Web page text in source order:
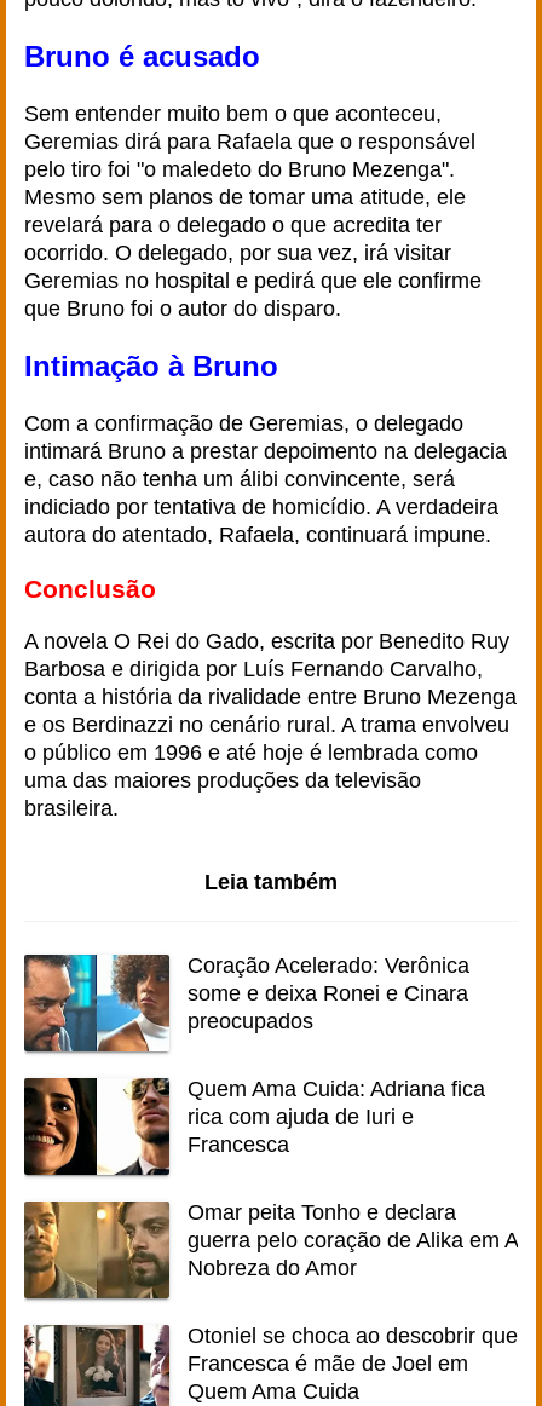
Bruno é acusado
Sem entender muito bem o que aconteceu,
Geremias dirá para Rafaela que o responsável
pelo tiro foi "o maledeto do Bruno Mezenga".
Mesmo sem planos de tomar uma atitude, ele
revelará para o delegado o que acredita ter
ocorrido. O delegado, por sua vez, irá visitar
Geremias no hospital e pedirá que ele confirme
que Bruno foi o autor do disparo.
Intimação à Bruno
Com a confirmação de Geremias, o delegado
intimará Bruno a prestar depoimento na delegacia
e, caso não tenha um álibi convincente, será
indiciado por tentativa de homicídio. A verdadeira
autora do atentado, Rafaela, continuará impune.
Conclusão
A novela O Rei do Gado, escrita por Benedito Ruy
Barbosa e dirigida por Luís Fernando Carvalho,
conta a história da rivalidade entre Bruno Mezenga
e os Berdinazzi no cenário rural. A trama envolveu
o público em 1996 e até hoje é lembrada como
uma das maiores produções da televisão
brasileira.
Leia também
Coração Acelerado: Verônica
some e deixa Ronei e Cinara
preocupados
Quem Ama Cuida: Adriana fica
rica com ajuda de Iuri e
Francesca
Omar peita Tonho e declara
guerra pelo coração de Alika em A
Nobreza do Amor
Otoniel se choca ao descobrir que
Francesca é mãe de Joel em
Quem Ama Cuida